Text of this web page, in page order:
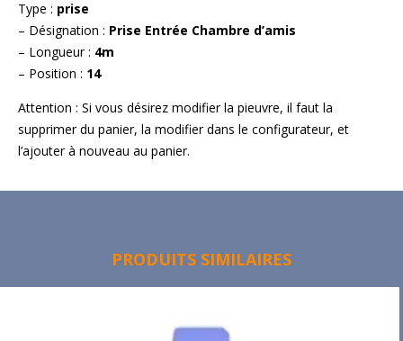
Type : prise
– Désignation : Prise Entrée Chambre d’amis
– Longueur : 4m
– Position : 14
Attention : Si vous désirez modifier la pieuvre, il faut la
supprimer du panier, la modifier dans le configurateur, et
l’ajouter à nouveau au panier.
PRODUITS SIMILAIRES